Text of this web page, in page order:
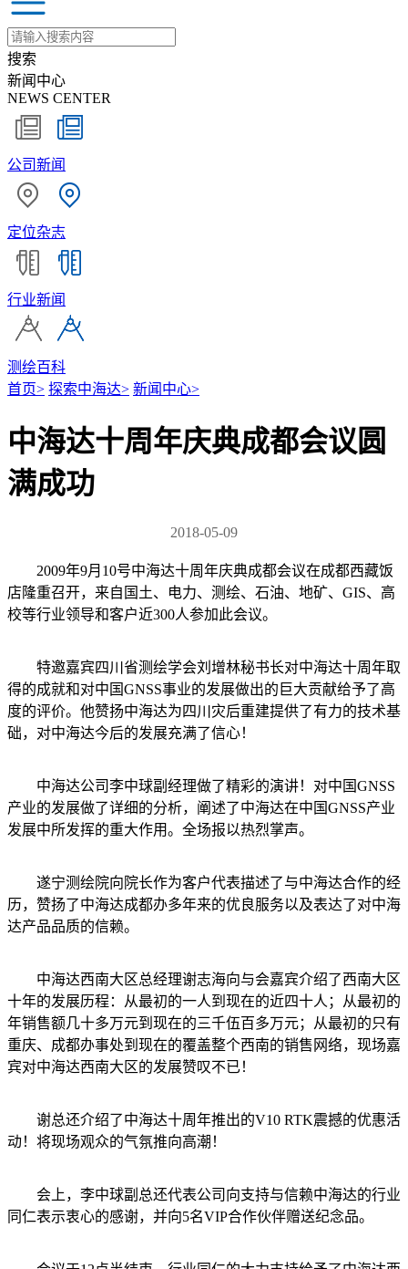
搜索
新闻中心
NEWS CENTER
公司新闻
定位杂志
行业新闻
测绘百科
首页> 探索中海达> 新闻中心>
中海达十周年庆典成都会议圆
满成功
2018-05-09
2009年9月10号中海达十周年庆典成都会议在成都西藏饭
店隆重召开，来自国土、电力、测绘、石油、地矿、GIS、高
校等行业领导和客户近300人参加此会议。
特邀嘉宾四川省测绘学会刘增林秘书长对中海达十周年取
得的成就和对中国GNSS事业的发展做出的巨大贡献给予了高
度的评价。他赞扬中海达为四川灾后重建提供了有力的技术基
础，对中海达今后的发展充满了信心！
中海达公司李中球副经理做了精彩的演讲！对中国GNSS
产业的发展做了详细的分析，阐述了中海达在中国GNSS产业
发展中所发挥的重大作用。全场报以热烈掌声。
遂宁测绘院向院长作为客户代表描述了与中海达合作的经
历，赞扬了中海达成都办多年来的优良服务以及表达了对中海
达产品品质的信赖。
中海达西南大区总经理谢志海向与会嘉宾介绍了西南大区
十年的发展历程：从最初的一人到现在的近四十人；从最初的
年销售额几十多万元到现在的三千伍百多万元；从最初的只有
重庆、成都办事处到现在的覆盖整个西南的销售网络，现场嘉
宾对中海达西南大区的发展赞叹不已！
谢总还介绍了中海达十周年推出的V10 RTK震撼的优惠活
动！将现场观众的气氛推向高潮！
会上，李中球副总还代表公司向支持与信赖中海达的行业
同仁表示衷心的感谢，并向5名VIP合作伙伴赠送纪念品。